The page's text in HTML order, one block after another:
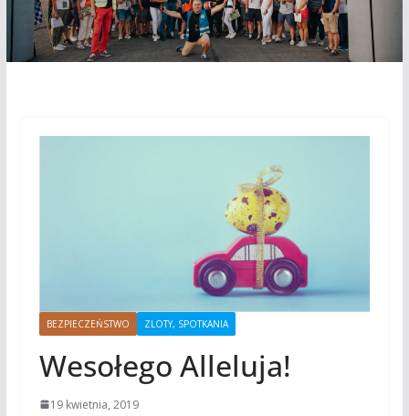
BEZPIECZEŃSTWO ZLOTY, SPOTKANIA
Wesołego Alleluja!
19 kwietnia, 2019